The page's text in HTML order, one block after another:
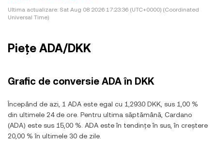
Ultima actualizare: Sat Aug 08 2026 17:23:36 (UTC+0000) (Coordinated
Universal Time)
Piețe ADA/DKK
Grafic de conversie ADA în DKK
Începând de azi, 1 ADA este egal cu 1,2930 DKK, sus 1,00 %
din ultimele 24 de ore. Pentru ultima săptămână, Cardano
(ADA) este sus 15,00 %. ADA este în tendințe în sus, în creștere
20,00 % în ultimele 30 de zile.